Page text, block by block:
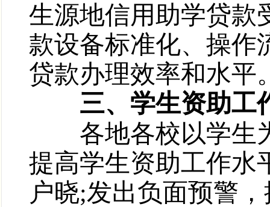
生源地信用助学贷款
款设备标准化、操作
贷款办理效率和水平
三、学生资助工
各地各校以学生为
提高学生资助工作水
户晓;发出负面预警